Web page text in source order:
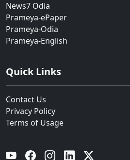
News7 Odia
Prameya-ePaper
Prameya-Odia
Prameya-English
Quick Links
Contact Us
Privacy Policy
Terms of Usage
YouTube Facebook Instagram Linkedin